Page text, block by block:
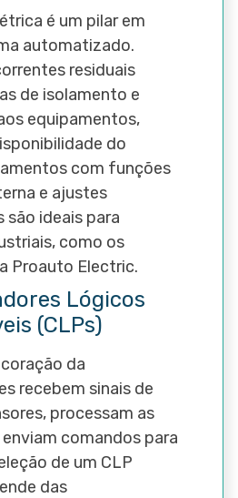
é um pilar em
automatizado.
residuais
de isolamento e
equipamentos,
do
com funções
e ajustes
são ideais para
como os
Proauto Electric.
Lógicos
(CLPs)
da
recebem sinais de
processam as
comandos para
de um CLP
das